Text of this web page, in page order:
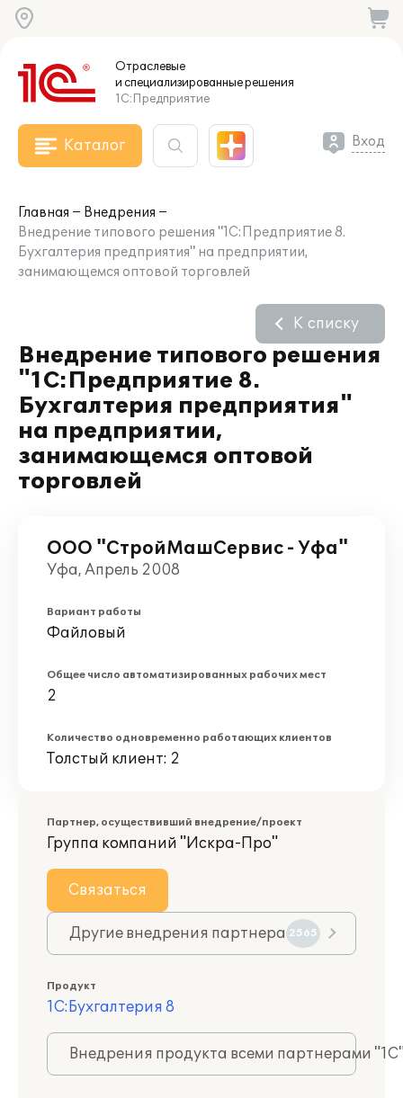
Отраслевые
и специализированныерешения
1С:Предприятие
Каталог Вход
Главная
Внедрения
Внедрение типового решения "1С:Предприятие 8.
Бухгалтерия предприятия" на предприятии,
занимающемся оптовой торговлей
Внедрение типового решения
"1С:Предприятие 8.
Бухгалтерия предприятия"
на предприятии,
занимающемся оптовой
торговлей
К списку
ООО "СтройМашСервис - Уфа"
Уфа, Апрель 2008
Вариант работы
Файловый
Общее число автоматизированных рабочих мест
2
Количество одновременно работающих клиентов
Толстый клиент: 2
Партнер, осуществивший внедрение/проект
Группа компаний "Искра-Про"
Связаться
Другие внедрения партнера 2565
Продукт
1С:Бухгалтерия 8
Внедрения продукта всеми партнерами